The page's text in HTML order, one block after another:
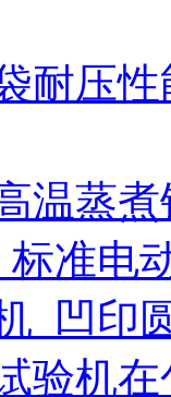
耐压
温蒸
准电
_凹印
验机